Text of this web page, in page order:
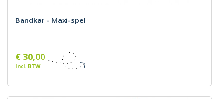
Bandkar - Maxi-spel
€ 30,00
Incl. BTW